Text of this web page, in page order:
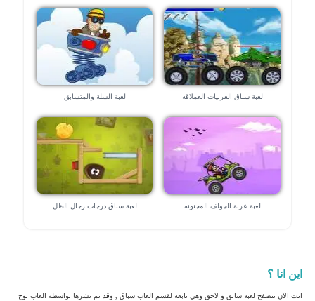
لعبة سباق العربيات العملاقه لعبة السلة والمتسابق
لعبة عربة الجولف المجنونه لعبة سباق درجات رجال الظل
اين انا ؟
انت الآن تتصفح لعبة سابق و لاحق وهي تابعه لقسم العاب سباق , وقد تم نشرها بواسطه العاب بوح